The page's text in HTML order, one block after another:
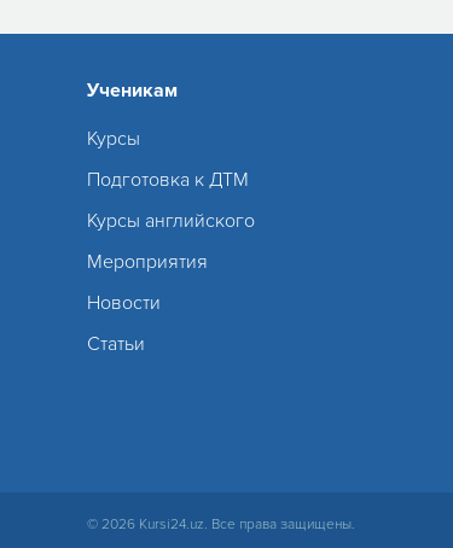
Ученикам
Курсы
Подготовка к ДТМ
Курсы английского
Мероприятия
Новости
Статьи
© 2026 Kursi24.uz. Все права защищены.